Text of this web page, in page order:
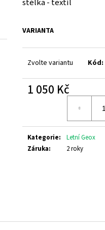
VARIANTA
Zvolte variantu Kód:
1 050 Kč
Kategorie:
Letní Geox
Záruka: 2 roky